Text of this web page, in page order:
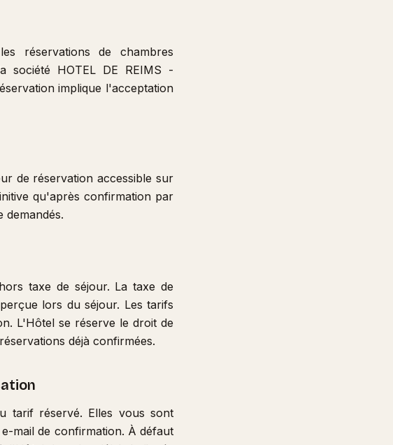
réservations de chambres
société HOTEL DE REIMS -
implique l'acceptation
de réservation accessible sur
qu'après confirmation par
demandés.
taxe de séjour. La taxe de
lors du séjour. Les tarifs
L'Hôtel se réserve le droit de
déjà confirmées.
tarif réservé. Elles vous sont
mail de confirmation. À défaut